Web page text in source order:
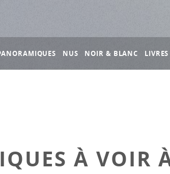
NUS NOIR & BLANC LIVRES
À VOIR